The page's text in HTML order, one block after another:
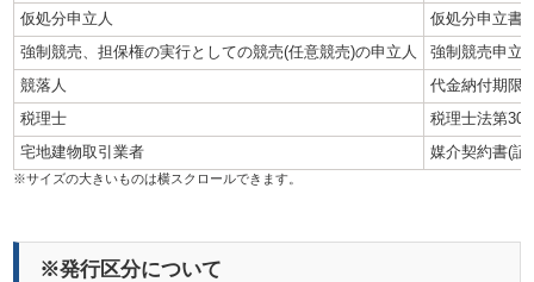
仮処分申立人
仮処分申立書
強制競売、担保権の実行としての競売(任意競売)の申立人
強制競売申立
競落人
代金納付期限
税理士
税理士法第30
宅地建物取引業者
媒介契約書(証
※発行区分について